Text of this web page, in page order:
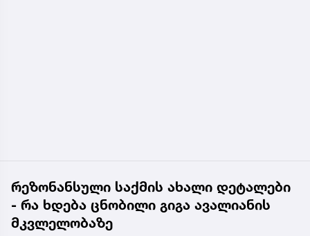
რეზონანსული საქმის ახალი დეტალები
- რა ხდება ცნობილი გიგა ავალიანის
მკვლელობაზე